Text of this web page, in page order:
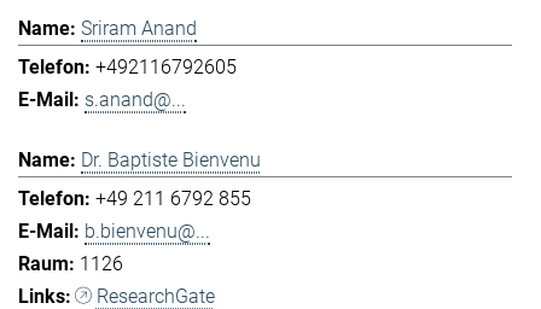
Sriram Anand
+492116792605
s.anand@...
Dr. Baptiste Bienvenu
+49 211 6792 855
b.bienvenu@...
1126
ResearchGate